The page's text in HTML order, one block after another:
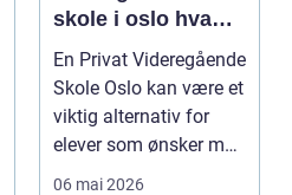
skole i oslo hva
bør elever og
foreldre vite?
En Privat Videregående
Skole Oslo kan være et
viktig alternativ for
elever som ønsker mer
ro, tetter...
06 mai 2026